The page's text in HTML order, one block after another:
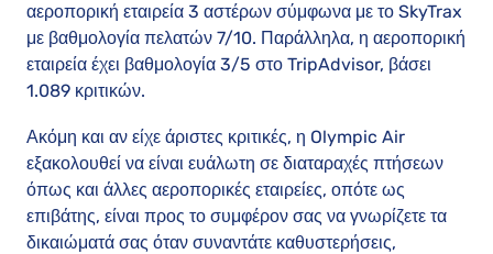
αεροπορική εταιρεία 3 αστέρων σύμφωνα με το SkyTrax
με βαθμολογία πελατών 7/10. Παράλληλα, η αεροπορική
εταιρεία έχει βαθμολογία 3/5 στο TripAdvisor, βάσει
1.089 κριτικών.
Ακόμη και αν είχε άριστες κριτικές, η Olympic Air
εξακολουθεί να είναι ευάλωτη σε διαταραχές πτήσεων
όπως και άλλες αεροπορικές εταιρείες, οπότε ως
επιβάτης, είναι προς το συμφέρον σας να γνωρίζετε τα
δικαιώματά σας όταν συναντάτε καθυστερήσεις,